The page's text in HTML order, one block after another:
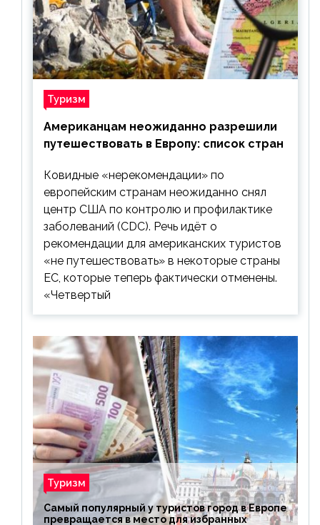
Туризм
Американцам неожиданно разрешили
путешествовать в Европу: список стран
Ковидные «нерекомендации» по
европейским странам неожиданно снял
центр США по контролю и профилактике
заболеваний (CDC). Речь идёт о
рекомендации для американских туристов
«не путешествовать» в некоторые страны
ЕС, которые теперь фактически отменены.
«Четвертый
Туризм
Самый популярный у туристов город в Европе
превращается в место для избранных